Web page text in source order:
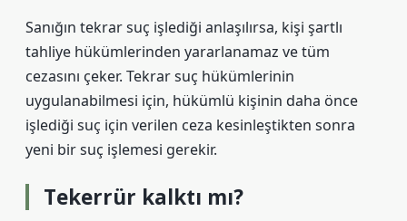
Sanığın tekrar suç işlediği anlaşılırsa, kişi şartlı
tahliye hükümlerinden yararlanamaz ve tüm
cezasını çeker. Tekrar suç hükümlerinin
uygulanabilmesi için, hükümlü kişinin daha önce
işlediği suç için verilen ceza kesinleştikten sonra
yeni bir suç işlemesi gerekir.
Tekerrür kalktı mı?